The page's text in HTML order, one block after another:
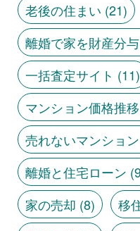
老後の住まい (21)
離婚で家を財産分与
一括査定サイト (11)
マンション価格推移
売れないマンション
離婚と住宅ローン
家の売却 (8) 移